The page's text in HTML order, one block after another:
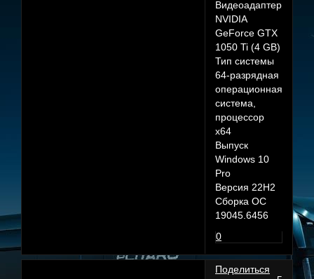
Видеоадаптер
NVIDIA
GeForce GTX
1050 Ti (4 GB)
Тип системы
64-разрядная
операционная
система,
процессор
x64
Выпуск
Windows 10
Pro
Версия 22H2
Сборка ОС
19045.6456
0
Поделиться